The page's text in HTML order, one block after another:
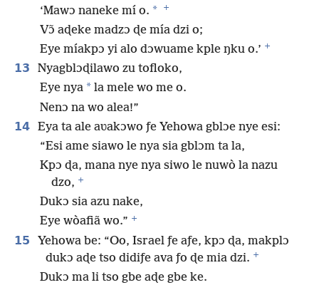
‘Mawɔ naneke mí o. * +
Vɔ̃ aɖeke madzɔ ɖe mía dzi o;
Eye míakpɔ yi alo dɔwuame kple ŋku o.’ +
13
Nyagblɔɖilawo zu tofloko,
Eye nya * la mele wo me o.
Nenɔ na wo alea!”
14 Eya ta ale aʋakɔwo ƒe Yehowa gblɔe nye esi:
“Esi ame siawo le nya sia gblɔm ta la,
Kpɔ ɖa, mana nye nya siwo le nuwò la nazu
dzo, +
Dukɔ sia azu nake,
Eye wòafiã wo.” +
15
Yehowa be: “Oo, Israel ƒe aƒe, kpɔ ɖa, makplɔ
dukɔ aɖe tso didiƒe ava ƒo ɖe mia dzi. +
Dukɔ ma li tso gbe aɖe gbe ke.